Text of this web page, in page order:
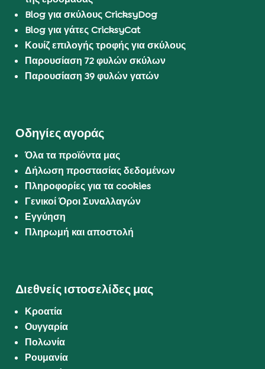
Blog για σκύλους CricksyDog
Blog για γάτες CricksyCat
Κουίζ επιλογής τροφής για σκύλους
Παρουσίαση 72 φυλών σκύλων
Παρουσίαση 39 φυλών γατών
Οδηγίες αγοράς
Όλα τα προϊόντα μας
Δήλωση προστασίας δεδομένων
Πληροφορίες για τα cookies
Γενικοί Όροι Συναλλαγών
Εγγύηση
Πληρωμή και αποστολή
Διεθνείς ιστοσελίδες μας
Κροατία
Ουγγαρία
Πολωνία
Ρουμανία